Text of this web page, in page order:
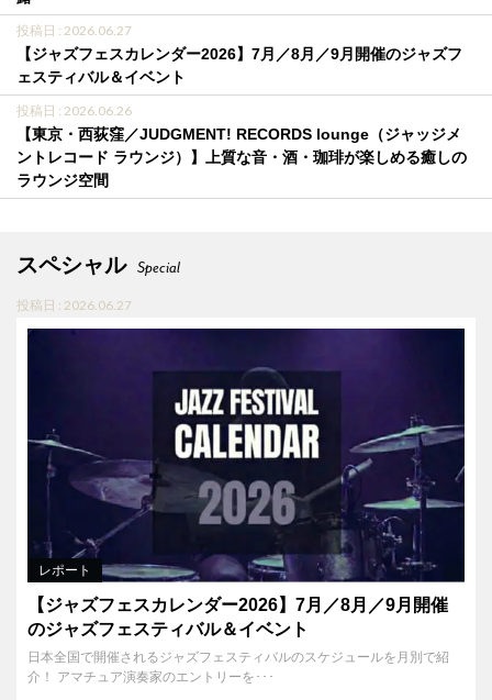
投稿日 : 2026.06.27
【ジャズフェスカレンダー2026】7月／8月／9月開催のジャズフ
ェスティバル＆イベント
投稿日 : 2026.06.26
【東京・西荻窪／JUDGMENT! RECORDS lounge（ジャッジメ
ントレコード ラウンジ）】上質な音・酒・珈琲が楽しめる癒しの
ラウンジ空間
スペシャル Special
投稿日 : 2026.06.27
レポート
【ジャズフェスカレンダー2026】7月／8月／9月開催
のジャズフェスティバル＆イベント
日本全国で開催されるジャズフェスティバルのスケジュールを月別で紹
介！ アマチュア演奏家のエントリーを･･･